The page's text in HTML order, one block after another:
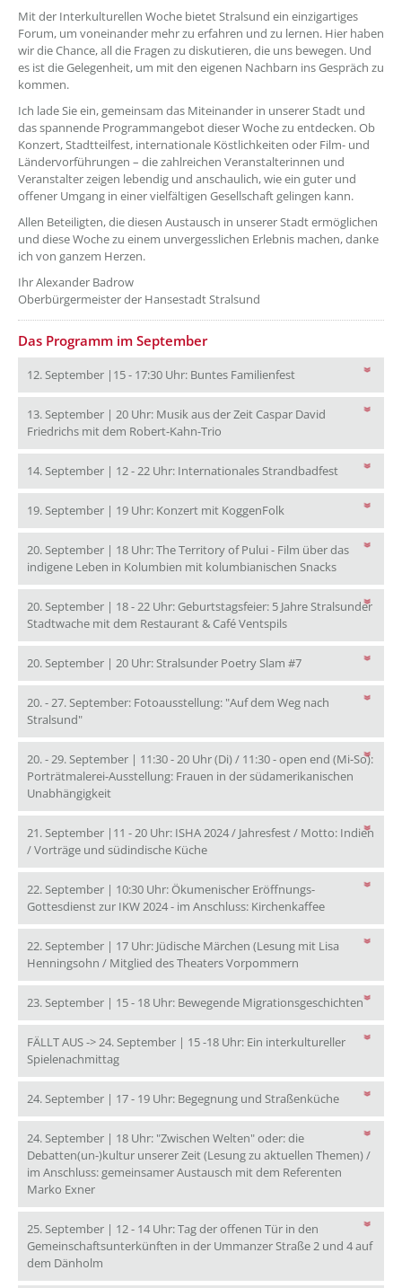
Mit der Interkulturellen Woche bietet Stralsund ein einzigartiges
Forum, um voneinander mehr zu erfahren und zu lernen. Hier haben
wir die Chance, all die Fragen zu diskutieren, die uns bewegen. Und
es ist die Gelegenheit, um mit den eigenen Nachbarn ins Gespräch zu
kommen.
Ich lade Sie ein, gemeinsam das Miteinander in unserer Stadt und
das spannende Programmangebot dieser Woche zu entdecken. Ob
Konzert, Stadtteilfest, internationale Köstlichkeiten oder Film- und
Ländervorführungen – die zahlreichen Veranstalterinnen und
Veranstalter zeigen lebendig und anschaulich, wie ein guter und
offener Umgang in einer vielfältigen Gesellschaft gelingen kann.
Allen Beteiligten, die diesen Austausch in unserer Stadt ermöglichen
und diese Woche zu einem unvergesslichen Erlebnis machen, danke
ich von ganzem Herzen.
Ihr Alexander Badrow
Oberbürgermeister der Hansestadt Stralsund
Das Programm im September
12. September |15 - 17:30 Uhr: Buntes Familienfest12. September |15
13. September | 20 Uhr: Musik aus der Zeit Caspar David
Friedrichs mit dem Robert-Kahn-Trio
14. September | 12 - 22 Uhr: Internationales Strandbadfest14.
19. September | 19 Uhr: Konzert mit KoggenFolk 19. September | 19
20. September | 18 Uhr: The Territory of Pului - Film über das
indigene Leben in Kolumbien mit kolumbianischen Snacks20.
20. September | 18 - 22 Uhr: Geburtstagsfeier: 5 Jahre Stralsunder
Stadtwache mit dem Restaurant & Café Ventspils20. September | 18 -
20. September | 20 Uhr: Stralsunder Poetry Slam #720. September |
20. - 27. September: Fotoausstellung: "Auf dem Weg nach
Stralsund"20. - 27. September: Fotoausstellung: "Auf dem Weg nach
20. - 29. September | 11:30 - 20 Uhr (Di) / 11:30 - open end (Mi-So):
Porträtmalerei-Ausstellung: Frauen in der südamerikanischen
Unabhängigkeit20. - 29. September | 11:30 - 20 Uhr (Di) / 11:30 -
21. September |11 - 20 Uhr: ISHA 2024 / Jahresfest / Motto: Indien
/ Vorträge und südindische Küche21. September |11 - 20 Uhr: ISHA
22. September | 10:30 Uhr: Ökumenischer Eröffnungs-
Gottesdienst zur IKW 2024 - im Anschluss: Kirchenkaffee22.
22. September | 17 Uhr: Jüdische Märchen (Lesung mit Lisa
Henningsohn / Mitglied des Theaters Vorpommern
23. September | 15 - 18 Uhr: Bewegende Migrationsgeschichten23.
FÄLLT AUS -> 24. September | 15 -18 Uhr: Ein interkultureller
SpielenachmittagFÄLLT AUS -> 24. September | 15 -18 Uhr: Ein
24. September | 17 - 19 Uhr: Begegnung und Straßenküche24.
24. September | 18 Uhr: "Zwischen Welten" oder: die
Debatten(un-)kultur unserer Zeit (Lesung zu aktuellen Themen) /
im Anschluss: gemeinsamer Austausch mit dem Referenten
Marko Exner24. September | 18 Uhr: "Zwischen Welten" oder: die
25. September | 12 - 14 Uhr: Tag der offenen Tür in den
Gemeinschaftsunterkünften in der Ummanzer Straße 2 und 4 auf
dem Dänholm